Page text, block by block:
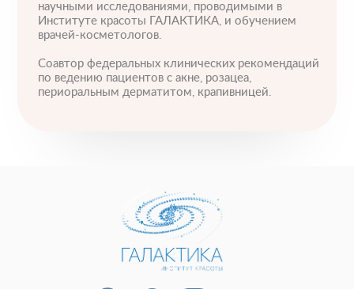
научными исследованиями, проводимыми в
Институте красоты ГАЛАКТИКА, и обучением
врачей-косметологов.
Соавтор федеральных клинических рекомендаций
по ведению пациентов с акне, розацеа,
периоральным дерматитом, крапивницей.